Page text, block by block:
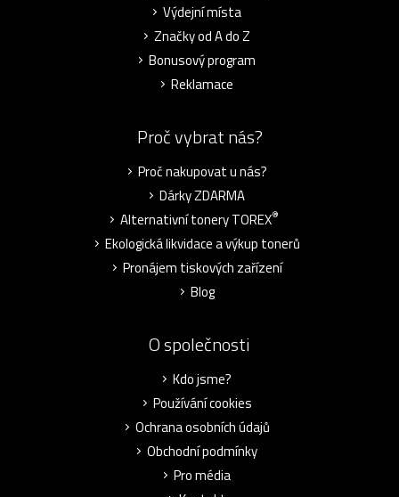
Výdejní místa
Značky od A do Z
Bonusový program
Reklamace
Proč vybrat nás?
Proč nakupovat u nás?
Dárky ZDARMA
Alternativní tonery TOREX®
Ekologická likvidace a výkup tonerů
Pronájem tiskových zařízení
Blog
O společnosti
Kdo jsme?
Používání cookies
Ochrana osobních údajů
Obchodní podmínky
Pro média